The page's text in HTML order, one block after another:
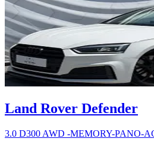
Land Rover Defender
3.0 D300 AWD -MEMORY-PANO-